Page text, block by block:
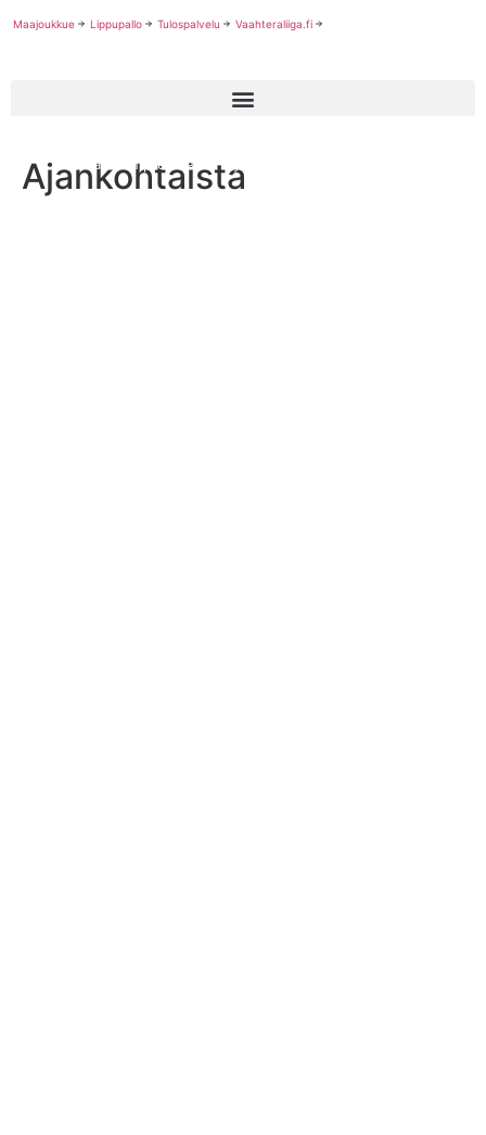
Maajoukkue Lippupallo Tulospalvelu Vaahteraliiga.fi
Ajankohtaista
Tasavallan presidentti myönsi Roope Noroselle